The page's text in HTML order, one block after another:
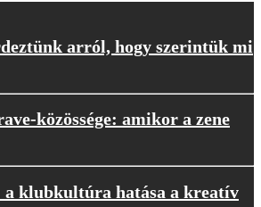
arról, hogy szerintük mi
közössége: amikor a zene
a klubkultúra hatása a kreatív